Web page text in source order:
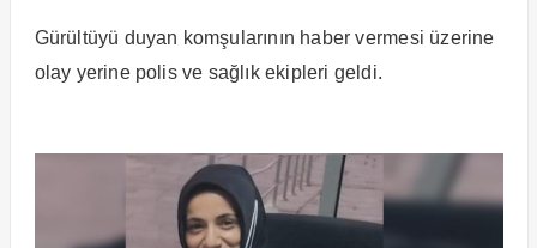
Gürültüyü duyan komşularının haber vermesi üzerine
olay yerine polis ve sağlık ekipleri geldi.